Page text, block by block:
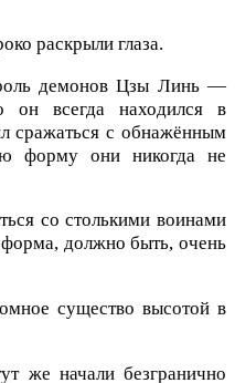
раскрыли глаза.
демонов Цзы Линь —
всегда находился в
сражаться с обнажённым
форму они никогда не
со столькими воинами
должно быть, очень
существо высотой в
же начали безгранично